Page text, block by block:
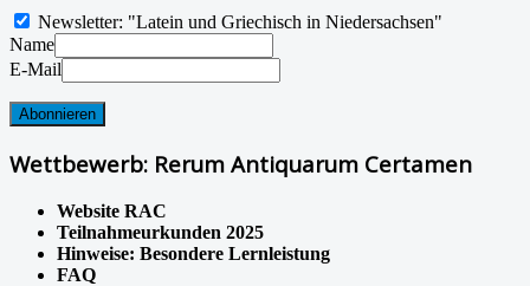
Newsletter: "Latein und Griechisch in Niedersachsen"
Name
E-Mail
Wettbewerb: Rerum Antiquarum Certamen
Website RAC
Teilnahmeurkunden 2025
Hinweise: Besondere Lernleistung
FAQ